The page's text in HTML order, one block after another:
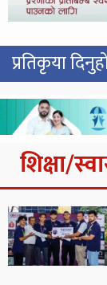
प्रतिकृया
शिक्षा/